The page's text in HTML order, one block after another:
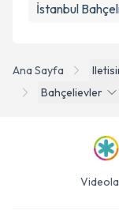
Ana Sayfa
Bahçelievler
İstanbul